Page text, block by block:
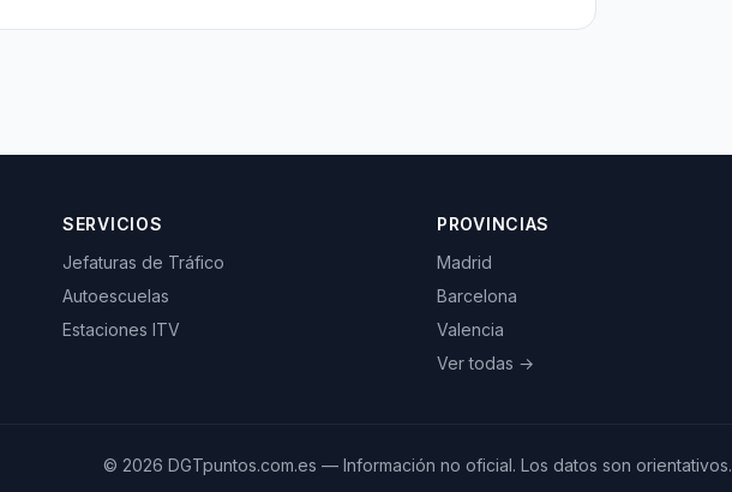
SERVICIOS
Jefaturas de Tráfico
Autoescuelas
Estaciones ITV
PROVINCIAS
Madrid
Barcelona
Valencia
Ver todas →
© 2026 DGTpuntos.com.es — Información no oficial. Los datos son orientativos.